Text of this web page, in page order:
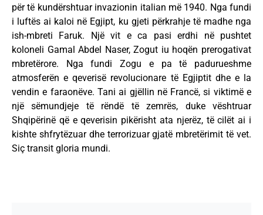
për të kundërshtuar invazionin italian më 1940. Nga fundi
i luftës ai kaloi në Egjipt, ku gjeti përkrahje të madhe nga
ish-mbreti Faruk. Një vit e ca pasi erdhi në pushtet
koloneli Gamal Abdel Naser, Zogut iu hoqën prerogativat
mbretërore. Nga fundi Zogu e pa të padurueshme
atmosferën e qeverisë revolucionare të Egjiptit dhe e la
vendin e faraonëve. Tani ai gjëllin në Francë, si viktimë e
një sëmundjeje të rëndë të zemrës, duke vështruar
Shqipërinë që e qeverisin pikërisht ata njerëz, të cilët ai i
kishte shfrytëzuar dhe terrorizuar gjatë mbretërimit të vet.
Siç transit gloria mundi.